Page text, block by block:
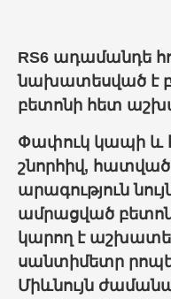
RS6 ադամանդե
նախատեսված է
բետոնի հետ
Փափուկ կապի և
շնորհիվ,
արագություն
ամրացված
կարող է
սանտիմետր
Միևնույն